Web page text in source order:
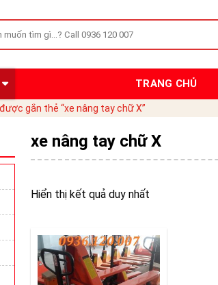
TRANG CHỦ
gắn thẻ “xe nâng tay chữ X”
xe nâng tay chữ X
Hiển thị kết quả duy nhất